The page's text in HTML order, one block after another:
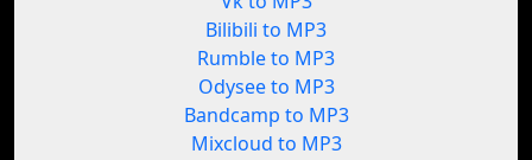
Bilibili to MP3
Rumble to MP3
Odysee to MP3
Bandcamp to MP3
Mixcloud to MP3